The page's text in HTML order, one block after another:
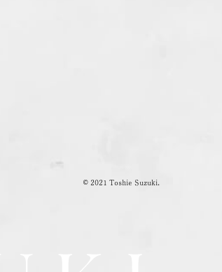
© 2021 Toshie Suzuki.